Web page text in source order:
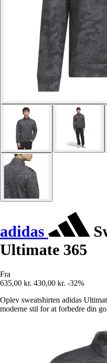
adidas
Ultimate 365
Fra
635,00 kr. 430,00 kr. -32%
Oplev sweatshirten adidas
moderne stil for at forbedre din